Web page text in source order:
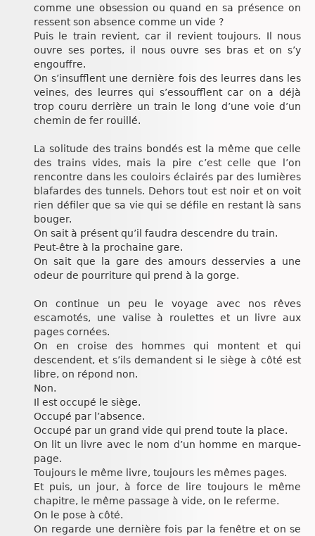
comme une obsession ou quand en sa présence on
ressent son absence comme un vide ?
Puis le train revient, car il revient toujours. Il nous
ouvre ses portes, il nous ouvre ses bras et on s’y
engouffre.
On s’insufflent une dernière fois des leurres dans les
veines, des leurres qui s’essoufflent car on a déjà
trop couru derrière un train le long d’une voie d’un
chemin de fer rouillé.
La solitude des trains bondés est la même que celle
des trains vides, mais la pire c’est celle que l’on
rencontre dans les couloirs éclairés par des lumières
blafardes des tunnels. Dehors tout est noir et on voit
rien défiler que sa vie qui se défile en restant là sans
bouger.
On sait à présent qu’il faudra descendre du train.
Peut-être à la prochaine gare.
On sait que la gare des amours desservies a une
odeur de pourriture qui prend à la gorge.
On continue un peu le voyage avec nos rêves
escamotés, une valise à roulettes et un livre aux
pages cornées.
On en croise des hommes qui montent et qui
descendent, et s’ils demandent si le siège à côté est
libre, on répond non.
Non.
Il est occupé le siège.
Occupé par l’absence.
Occupé par un grand vide qui prend toute la place.
On lit un livre avec le nom d’un homme en marque-
page.
Toujours le même livre, toujours les mêmes pages.
Et puis, un jour, à force de lire toujours le même
chapitre, le même passage à vide, on le referme.
On le pose à côté.
On regarde une dernière fois par la fenêtre et on se